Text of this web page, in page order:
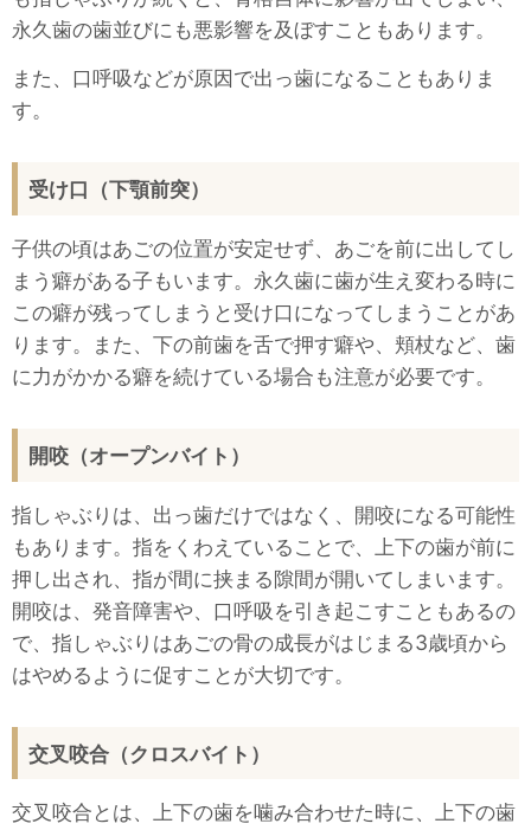
永久歯の歯並びにも悪影響を及ぼすこともあります。
また、口呼吸などが原因で出っ歯になることもありま
す。
受け口（下顎前突）
子供の頃はあごの位置が安定せず、あごを前に出してし
まう癖がある子もいます。永久歯に歯が生え変わる時に
この癖が残ってしまうと受け口になってしまうことがあ
ります。また、下の前歯を舌で押す癖や、頬杖など、歯
に力がかかる癖を続けている場合も注意が必要です。
開咬（オープンバイト）
指しゃぶりは、出っ歯だけではなく、開咬になる可能性
もあります。指をくわえていることで、上下の歯が前に
押し出され、指が間に挟まる隙間が開いてしまいます。
開咬は、発音障害や、口呼吸を引き起こすこともあるの
で、指しゃぶりはあごの骨の成長がはじまる3歳頃から
はやめるように促すことが大切です。
交叉咬合（クロスバイト）
交叉咬合とは、上下の歯を噛み合わせた時に、上下の歯